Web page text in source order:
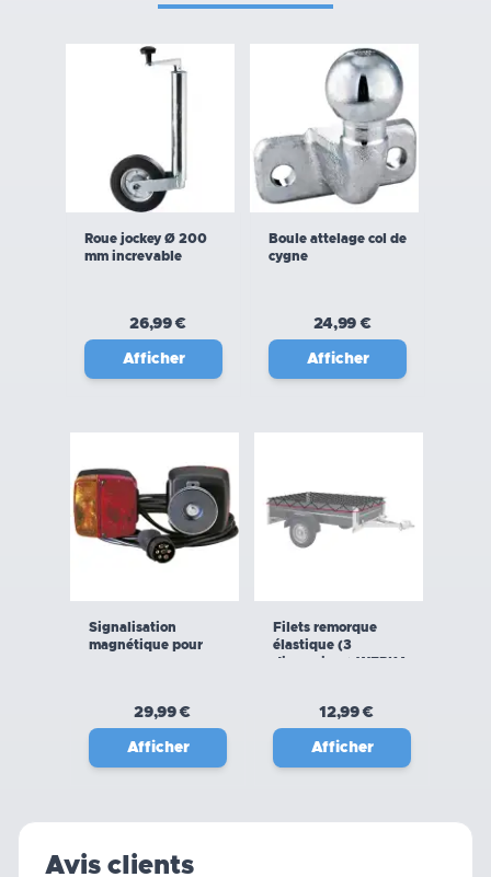
Roue jockey Ø 200
mm increvable
26,99 €
Afficher
Boule attelage col de
cygne
24,99 €
Afficher
Signalisation
magnétique pour
29,99 €
Afficher
Filets remorque
élastique (3
dimensions) WERKA
12,99 €
Afficher
Avis clients